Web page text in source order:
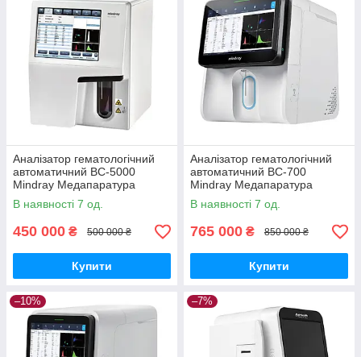
аналіз крові, розділяючи лейкоцити на три групи.
Підходять для невеликих лабораторій з середнім
навантаженням.
5-диференційні аналізатори– дозволяють більш
детально розподілити лейкоцити на п'ять груп,
забезпечуючи глибший аналіз стану пацієнта. Це
обладнання підходить для великих клінік, де потрібно
більш точне обстеження.
Аналізатор гематологічний
автоматичний BC-5000
Mindray Медапаратура
В наявності 7 од.
450 000 ₴ 500 000 ₴
Купити
Аналізатор гематологічний
автоматичний ВС-700
Mindray Медапаратура
В наявності 7 од.
765 000 ₴ 850 000 ₴
Купити
–10% –7%